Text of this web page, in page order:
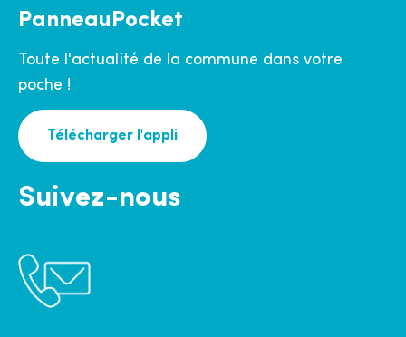
PanneauPocket
Toute l'actualité de la commune dans votre
poche !
Télécharger l'appli
Suivez-nous